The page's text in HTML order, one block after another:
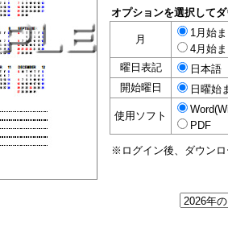
オプションを選択して
月
1月始
4月始
曜日表記
日本語
開始曜日
日曜始
使用ソフト
PDF
※ログイン後、ダウン